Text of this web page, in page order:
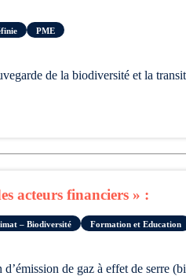
PME
acteurs financiers » :
– Biodiversité
Formation et Education